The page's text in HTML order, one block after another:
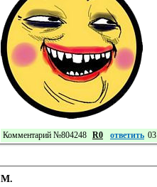
Комментарий №804248 R0 ответить
М.